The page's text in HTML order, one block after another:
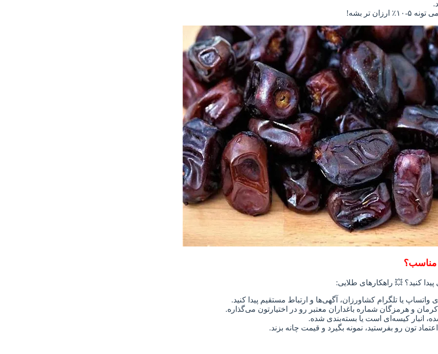
مناسب؟
کنید؟ 💥 راهکارهای طلایی:
یا تلگرام کشاورزان، آگهی‌ها و ارتباط مستقیم پیدا کنید.
و هرمزگان شماره باغداران معتبر رو در اختیارتون می‌گذاره.
انبار کیسه‌ای است یا بسته‌بندی شده.
تون رو بفرستید، نمونه بگیرد و قیمت چانه بزند.